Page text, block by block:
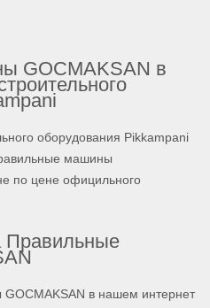
GOCMAKSAN в
оборудования Pikkampani
машины
по цене официльного
Правильные
в нашем интернет